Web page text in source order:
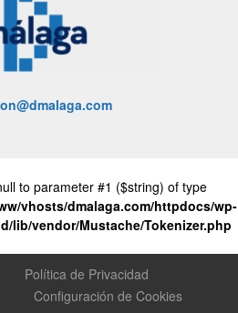
to parameter #1 ($string) of type
vhosts/dmalaga.com/httpdocs/wp-
lib/vendor/Mustache/Tokenizer.php
Política de Privacidad
Configuración de Cookies